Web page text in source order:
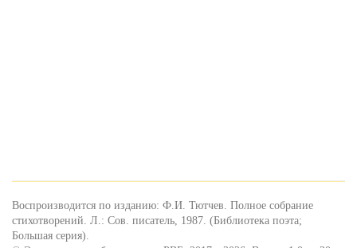
Воспроизводится по изданию: Ф.И. Тютчев. Полное собрание
стихотворений. Л.: Сов. писатель, 1987. (Библиотека поэта;
Большая серия).